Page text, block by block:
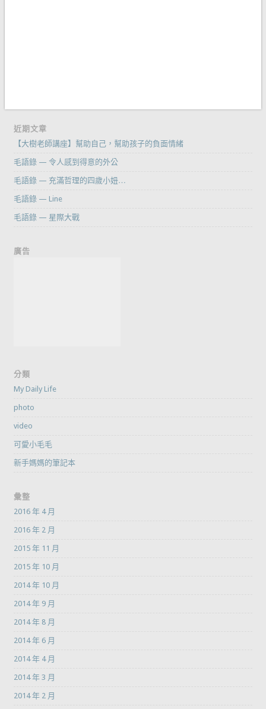
近期文章
【大樹老師講座】幫助自己，幫助孩子的負面情緒
毛語錄 — 令人感到得意的外公
毛語錄 — 充滿哲理的四歲小妞…
毛語錄 — Line
毛語錄 — 星際大戰
廣告
分類
My Daily Life
photo
video
可愛小毛毛
新手媽媽的筆記本
彙整
2016 年 4 月
2016 年 2 月
2015 年 11 月
2015 年 10 月
2014 年 10 月
2014 年 9 月
2014 年 8 月
2014 年 6 月
2014 年 4 月
2014 年 3 月
2014 年 2 月